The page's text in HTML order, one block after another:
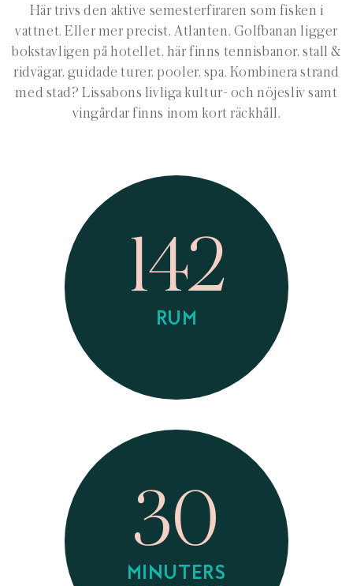
Här trivs den aktive semesterfiraren som fisken i
vattnet. Eller mer precist, Atlanten. Golfbanan ligger
bokstavligen på hotellet, här finns tennisbanor, stall &
ridvägar, guidade turer, pooler, spa. Kombinera strand
med stad? Lissabons livliga kultur- och nöjesliv samt
vingårdar finns inom kort räckhåll.
142
RUM
30
MINUTERS